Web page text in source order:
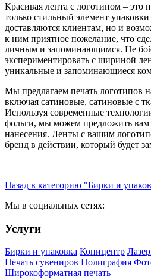
Красивая лента с логотипом – это
только стильный элемент упаковки
доставляются клиентам, но и
к ним приятное пожелание, что
личным и запоминающимся. Не
экспериментировать с шириной
уникальные и запоминающиеся
Мы предлагаем печать логотипов
включая сатиновые, сатиновые с
Используя современные
фольги, мы можем предложить вам
нанесения. Ленты с вашим
бренд в действии, который будет
Назад в категорию "Бирки и
Мы в социальных сетях:
Услуги
Бирки и упаковка Копицентр
Печать сувениров Полиграфия
Широкоформатная печать